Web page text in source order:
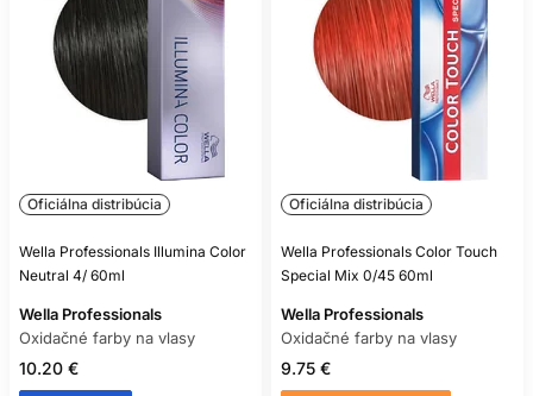
Oficiálna distribúcia
Wella Professionals Illumina Color
Neutral 4/ 60ml
Wella Professionals
Oxidačné farby na vlasy
10.20 €
Oficiálna distribúcia
Wella Professionals Color Touch
Special Mix 0/45 60ml
Wella Professionals
Oxidačné farby na vlasy
9.75 €